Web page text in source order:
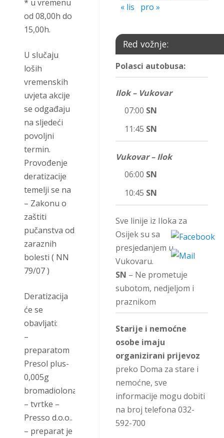
* u vremenu
od 08,00h do
15,00h.
U slučaju
loših
vremenskih
uvjeta akcije
se odgađaju
na sljedeći
povoljni
termin.
Provođenje
deratizacije
temelji se na
– Zakonu o
zaštiti
pučanstva od
zaraznih
bolesti ( NN
79/07 )
Deratizacija
će se
obavljati:
–
preparatom
Presol plus-
0,005g
bromadiolona
– tvrtke –
Presso d.o.o..
– preparat je
« lis
pro »
Red vožnje:
Polasci autobusa:
Ilok – Vukovar
07:00 SN
11:45 SN
Vukovar – Ilok
06:00 SN
10:45 SN
Sve linije iz Iloka za
Osijek su sa
presjedanjem u
Vukovaru.
SN – Ne prometuje
subotom, nedjeljom i
praznikom
Starije i nemoćne
osobe imaju
organizirani prijevoz
preko Doma za stare i
nemoćne, sve
informacije mogu dobiti
na broj telefona 032-
592-700